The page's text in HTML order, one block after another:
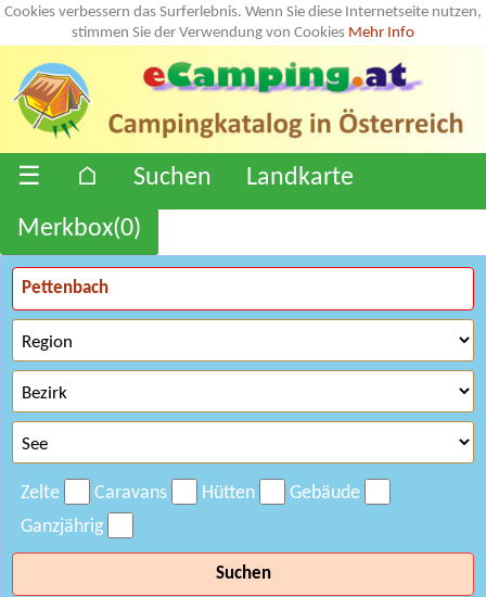
Cookies verbessern das Surferlebnis. Wenn Sie diese Internetseite nutzen,
stimmen Sie der Verwendung von Cookies Mehr Info
☰ ⌂ Suchen
Landkarte
Merkbox(0)
Zelte Caravans Hütten
Gebäude
Ganzjährig
Suchen